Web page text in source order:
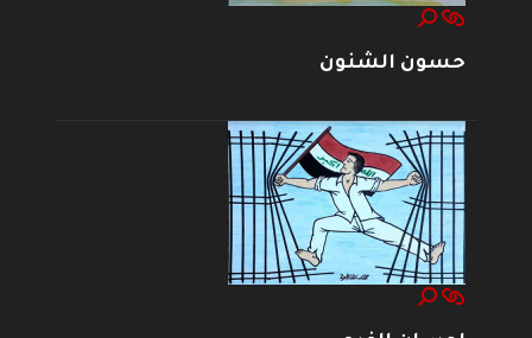
حسون الشنون